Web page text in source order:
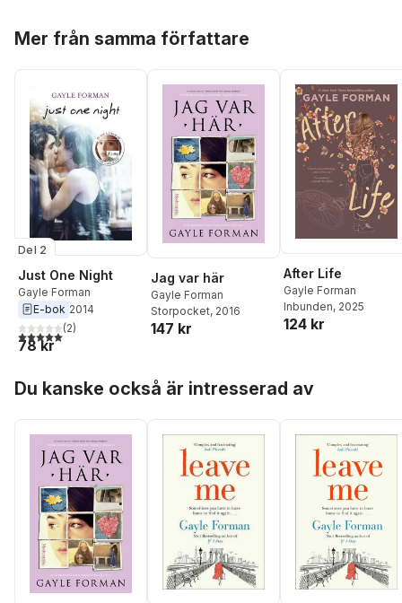
Mer från samma författare
Del 2
Just One Night
Gayle Forman
E-bok 2014
5,0utav 5 stjärnor. Totalt antal röster:
(2)
78 kr
Jag var här
Gayle Forman
Storpocket, 2016
147 kr
After Life
Gayle Forman
Inbunden, 2025
124 kr
Du kanske också är intresserad av